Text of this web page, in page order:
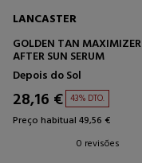
LANCASTER
GOLDEN TAN MAXIMIZER
AFTER SUN SERUM
Depois do Sol
28,16 € 43% DTO.
Preço habitual 49,56 €
0 revisões